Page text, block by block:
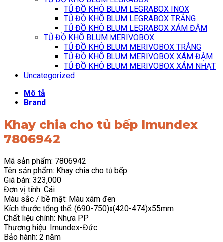
TỦ ĐỒ KHÔ BLUM LEGRABOX INOX
TỦ ĐỒ KHÔ BLUM LEGRABOX TRẮNG
TỦ ĐỒ KHÔ BLUM LEGRABOX XÁM ĐẬM
TỦ ĐỒ KHÔ BLUM MERIVOBOX
TỦ ĐỒ KHÔ BLUM MERIVOBOX TRẮNG
TỦ ĐỒ KHÔ BLUM MERIVOBOX XÁM ĐẬM
TỦ ĐỒ KHÔ BLUM MERIVOBOX XÁM NHẠT
Uncategorized
Mô tả
Brand
Khay chia cho tủ bếp Imundex
7806942
Mã sản phẩm: 7806942
Tên sản phẩm: Khay chia cho tủ bếp
Giá bán: 323,000
Đơn vị tính: Cái
Màu sắc / bề mặt: Màu xám đen
Kích thước tổng thể: (690-750)x(420-474)x55mm
Chất liệu chính: Nhựa PP
Thương hiệu: Imundex-Đức
Bảo hành: 2 năm